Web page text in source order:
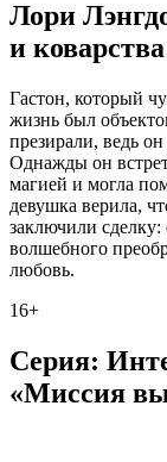
Лори
и коварства
Гастон, который
жизнь был
презирали, ведь
Однажды он
магией и могла
девушка верила,
заключили сделку:
волшебного
любовь.
16+
Серия:
«Миссия